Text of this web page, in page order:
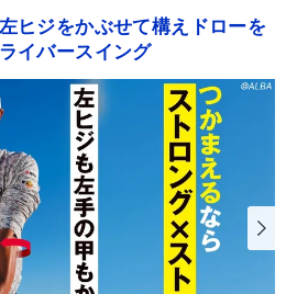
ヒジをかぶせて構えドローを
イバースイング